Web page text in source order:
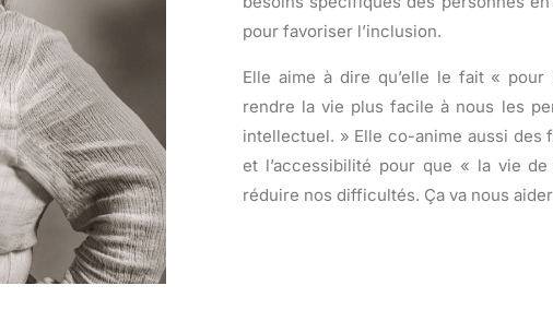
pour favoriser l’inclusion.
Elle aime à dire qu’elle le fait «
rendre la vie plus facile à nous les
intellectuel. » Elle co-anime aussi des
et l’accessibilité pour que « la vie
réduire nos difficultés. Ça va nous